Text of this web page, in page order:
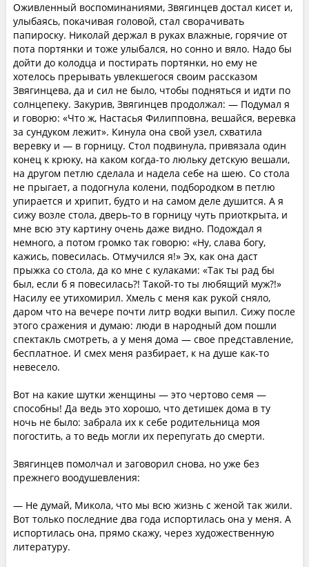
Оживленный воспоминаниями, Звягинцев достал кисет и,
улыбаясь, покачивая головой, стал сворачивать
папироску. Николай держал в руках влажные, горячие от
пота портянки и тоже улыбался, но сонно и вяло. Надо бы
дойти до колодца и постирать портянки, но ему не
хотелось прерывать увлекшегося своим рассказом
Звягинцева, да и сил не было, чтобы подняться и идти по
солнцепеку. Закурив, Звягинцев продолжал: — Подумал я
и говорю: «Что ж, Настасья Филипповна, вешайся, веревка
за сундуком лежит». Кинула она свой узел, схватила
веревку и — в горницу. Стол подвинула, привязала один
конец к крюку, на каком когда-то люльку детскую вешали,
на другом петлю сделала и надела себе на шею. Со стола
не прыгает, а подогнула колени, подбородком в петлю
упирается и хрипит, будто и на самом деле душится. А я
сижу возле стола, дверь-то в горницу чуть приоткрыта, и
мне всю эту картину очень даже видно. Подождал я
немного, а потом громко так говорю: «Ну, слава богу,
кажись, повесилась. Отмучился я!» Эх, как она даст
прыжка со стола, да ко мне с кулаками: «Так ты рад бы
был, если б я повесилась?! Такой-то ты любящий муж?!»
Насилу ее утихомирил. Хмель с меня как рукой сняло,
даром что на вечере почти литр водки выпил. Сижу после
этого сражения и думаю: люди в народный дом пошли
спектакль смотреть, а у меня дома — свое представление,
бесплатное. И смех меня разбирает, к на душе как-то
невесело.
Вот на какие шутки женщины — это чертово семя —
способны! Да ведь это хорошо, что детишек дома в ту
ночь не было: забрала их к себе родительница моя
погостить, а то ведь могли их перепугать до смерти.
Звягинцев помолчал и заговорил снова, но уже без
прежнего воодушевления:
— Не думай, Микола, что мы всю жизнь с женой так жили.
Вот только последние два года испортилась она у меня. А
испортилась она, прямо скажу, через художественную
литературу.